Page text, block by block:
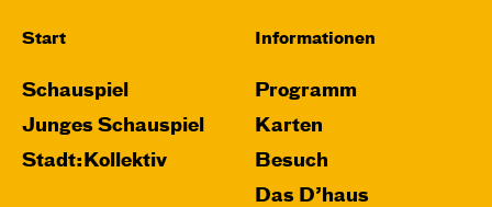
Start
Schauspiel
Junges Schauspiel
Stadt:Kollektiv
Informationen
Programm
Karten
Besuch
Das D’haus